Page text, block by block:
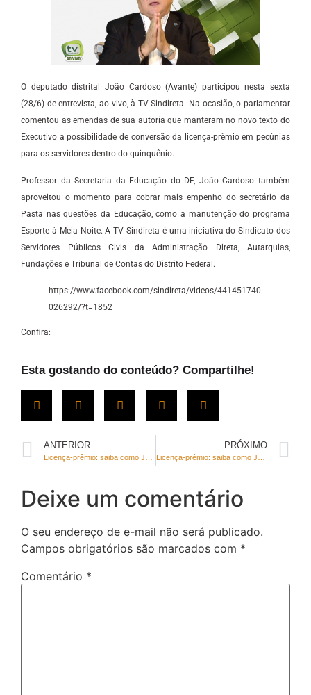
O deputado distrital João Cardoso (Avante) participou nesta sexta
(28/6) de entrevista, ao vivo, à TV Sindireta. Na ocasião, o parlamentar
comentou as emendas de sua autoria que manteram no novo texto do
Executivo a possibilidade de conversão da licença-prêmio em pecúnias
para os servidores dentro do quinquênio.
Professor da Secretaria da Educação do DF, João Cardoso também
aproveitou o momento para cobrar mais empenho do secretário da
Pasta nas questões da Educação, como a manutenção do programa
Esporte à Meia Noite. A TV Sindireta é uma iniciativa do Sindicato dos
Servidores Públicos Civis da Administração Direta, Autarquias,
Fundações e Tribunal de Contas do Distrito Federal.
https://www.facebook.com/sindireta/videos/441451740
026292/?t=1852
Confira:
Esta gostando do conteúdo? Compartilhe!
ANTERIOR
Licença-prêmio: saiba como João Cardoso garantiu a proteção dos direitos dos servidores do DF
PRÓXIMO
Licença-prêmio: saiba como João Cardoso garantiu a proteção dos direitos dos servidores do DF
Deixe um comentário
O seu endereço de e-mail não será publicado.
Campos obrigatórios são marcados com *
Comentário *